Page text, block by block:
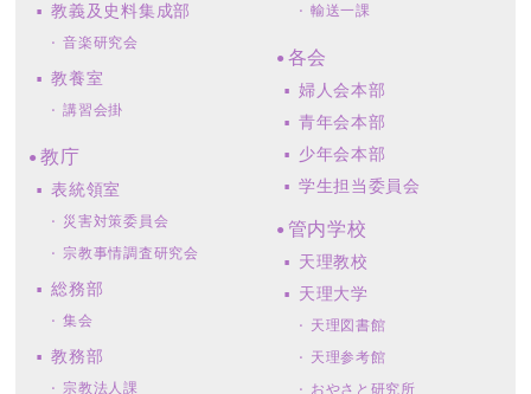
教義及史料集成部
音楽研究会
教養室
講習会掛
教庁
表統領室
災害対策委員会
宗教事情調査研究会
総務部
集会
教務部
宗教法人課
輸送一課
各会
婦人会本部
青年会本部
少年会本部
学生担当委員会
管内学校
天理教校
天理大学
天理図書館
天理参考館
おやさと研究所